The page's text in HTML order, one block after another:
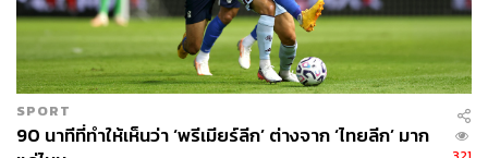
SPORT
90 นาทีที่ทำให้เห็นว่า ‘พรีเมียร์ลีก’ ต่างจาก ‘ไทยลีก’ มาก